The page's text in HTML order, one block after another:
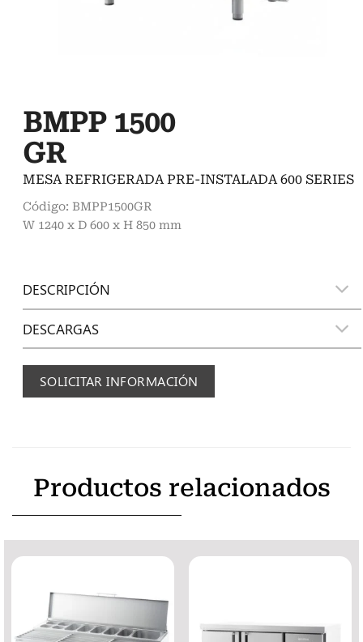
BMPP 1500
GR
MESA REFRIGERADA PRE-INSTALADA 600 SERIES
Código: BMPP1500GR
W 1240 x D 600 x H 850 mm
DESCRIPCIÓN
DESCARGAS
SOLICITAR INFORMACIÓN
Productos relacionados